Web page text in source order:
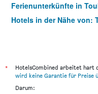
Ferienunterkünfte in
Hotels in der Nähe von:
*
HotelsCombined arbeitet hart
wird keine Garantie für Preise
Darum: